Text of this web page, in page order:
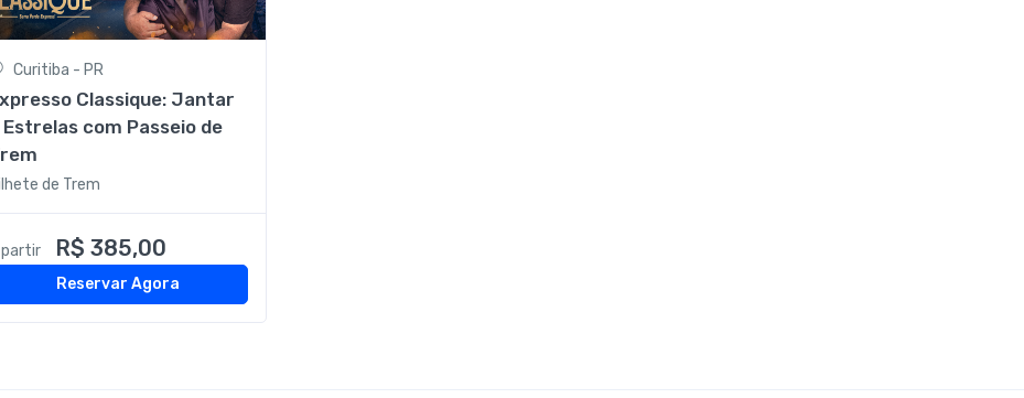
Curitiba - PR
Classique: Jantar
Estrelas com Passeio de
de Trem
partir R$ 385,00
Reservar Agora